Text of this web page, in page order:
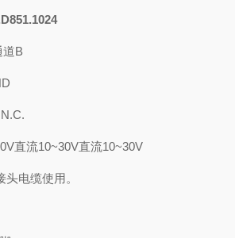
道B
直流10~30V直流10~30V
电缆使用。